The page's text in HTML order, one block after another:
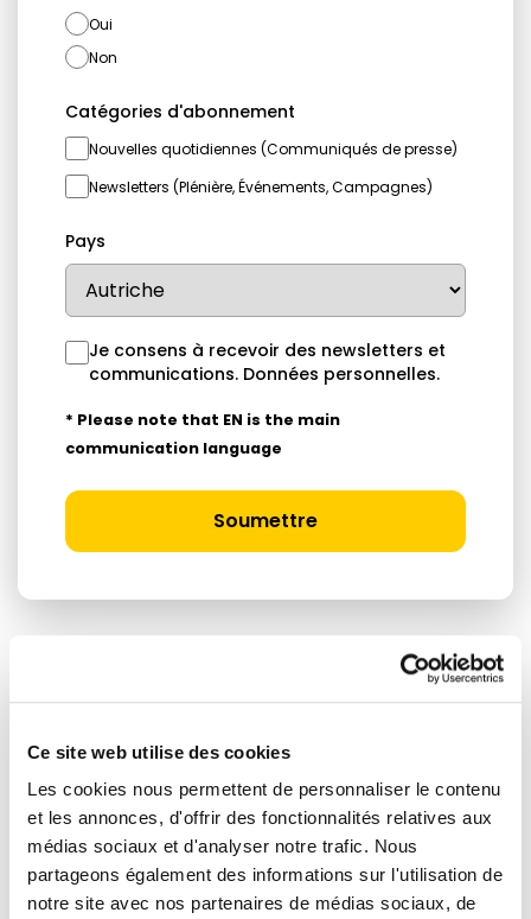
Ce site web utilise des cookies
Les cookies nous permettent de personnaliser le contenu
et les annonces, d'offrir des fonctionnalités relatives aux
médias sociaux et d'analyser notre trafic. Nous
partageons également des informations sur l'utilisation de
notre site avec nos partenaires de médias sociaux, de
Oui
Non
Catégories d'abonnement
Nouvelles quotidiennes (Communiqués de presse)
Newsletters (Plénière, Événements, Campagnes)
Pays
Je consens à recevoir des newsletters et
communications. Données personnelles.
* Please note that EN is the main
communication language
Soumettre
ARTICLES LIÉS